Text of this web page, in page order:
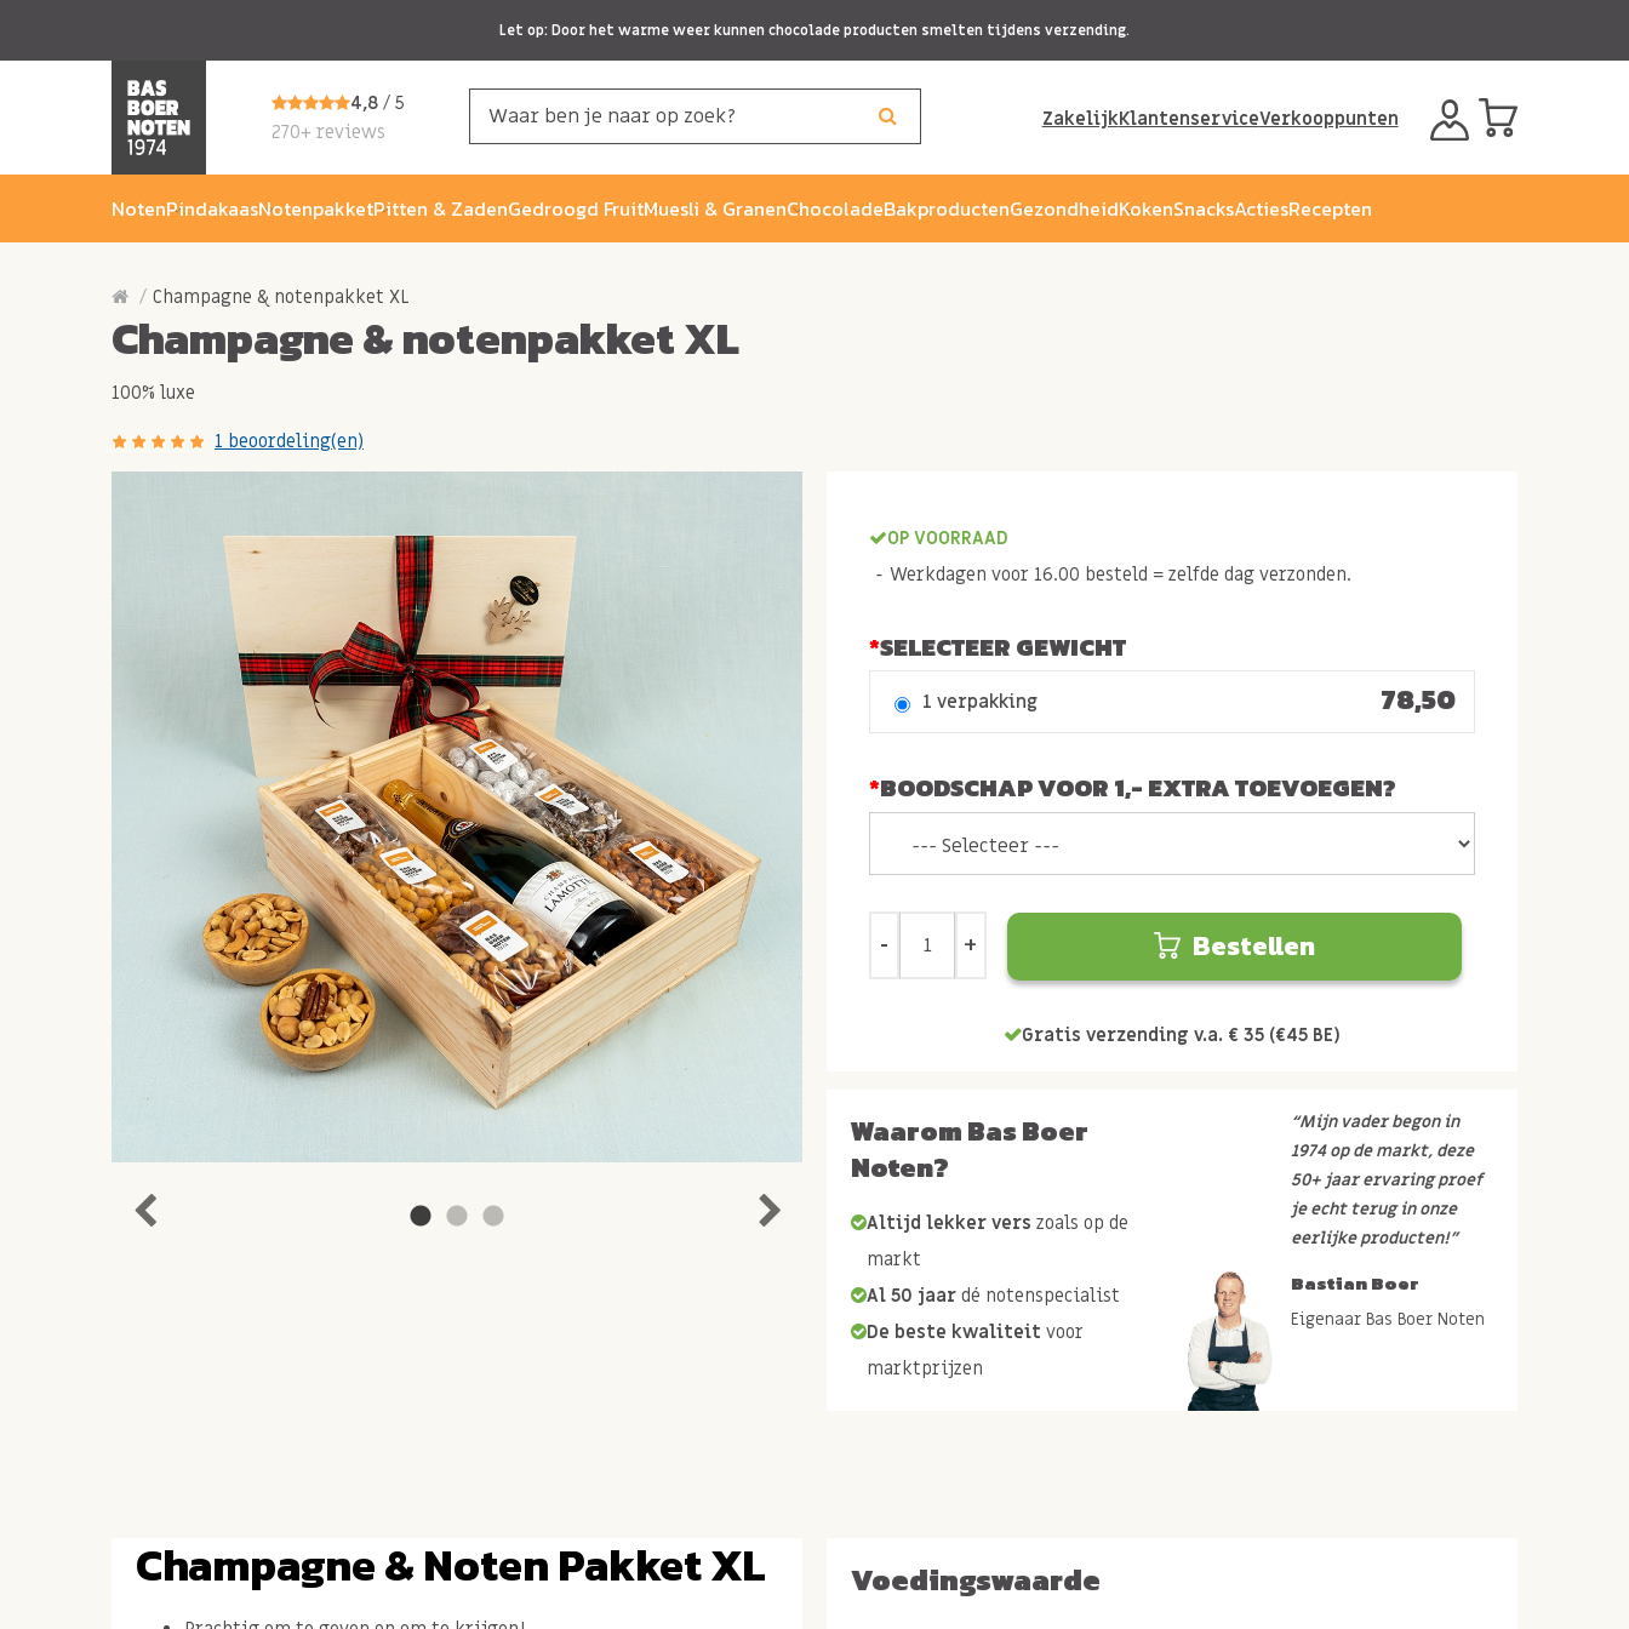
Let op: Door het warme weer kunnen chocolade producten smelten tijdens verzending.
4,8/ 5
270+ reviews
ZakelijkKlantenserviceVerkooppunten
NotenPindakaasNotenpakketPitten & ZadenGedroogd FruitMuesli & GranenChocoladeBakproductenGezondheidKokenSnacksActiesRecepten
Champagne & notenpakket XL
Champagne & notenpakket XL
100% luxe
1 beoordeling(en)
OP VOORRAAD
Werkdagen voor 16.00 besteld = zelfde dag verzonden.
SELECTEER GEWICHT
1 verpakking 78,50
BOODSCHAP VOOR 1,- EXTRA TOEVOEGEN?
Bestellen
Gratis verzending v.a. € 35 (€45 BE)
Waarom Bas Boer
Noten?
Altijd lekker vers zoals op de
markt
Al 50 jaar dé notenspecialist
De beste kwaliteit voor
marktprijzen
“Mijn vader begon in
1974 op de markt, deze
50+ jaar ervaring proef
je echt terug in onze
eerlijke producten!”
Bastian Boer
Eigenaar Bas Boer Noten
Champagne & Noten Pakket XL Voedingswaarde